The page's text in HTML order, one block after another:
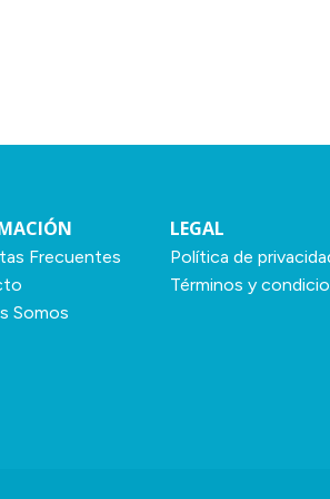
Frecuentes
Somos
LEGAL
Política de
Términos y